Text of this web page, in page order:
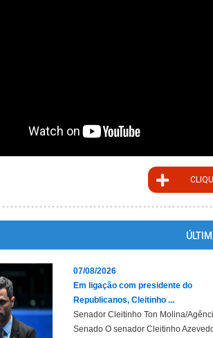
07/08/2026
Em ligação com presidente do
Republicanos, Cleitinho ...
Senador Cleitinho Ton Molina/
Senado O senador Cleitinho